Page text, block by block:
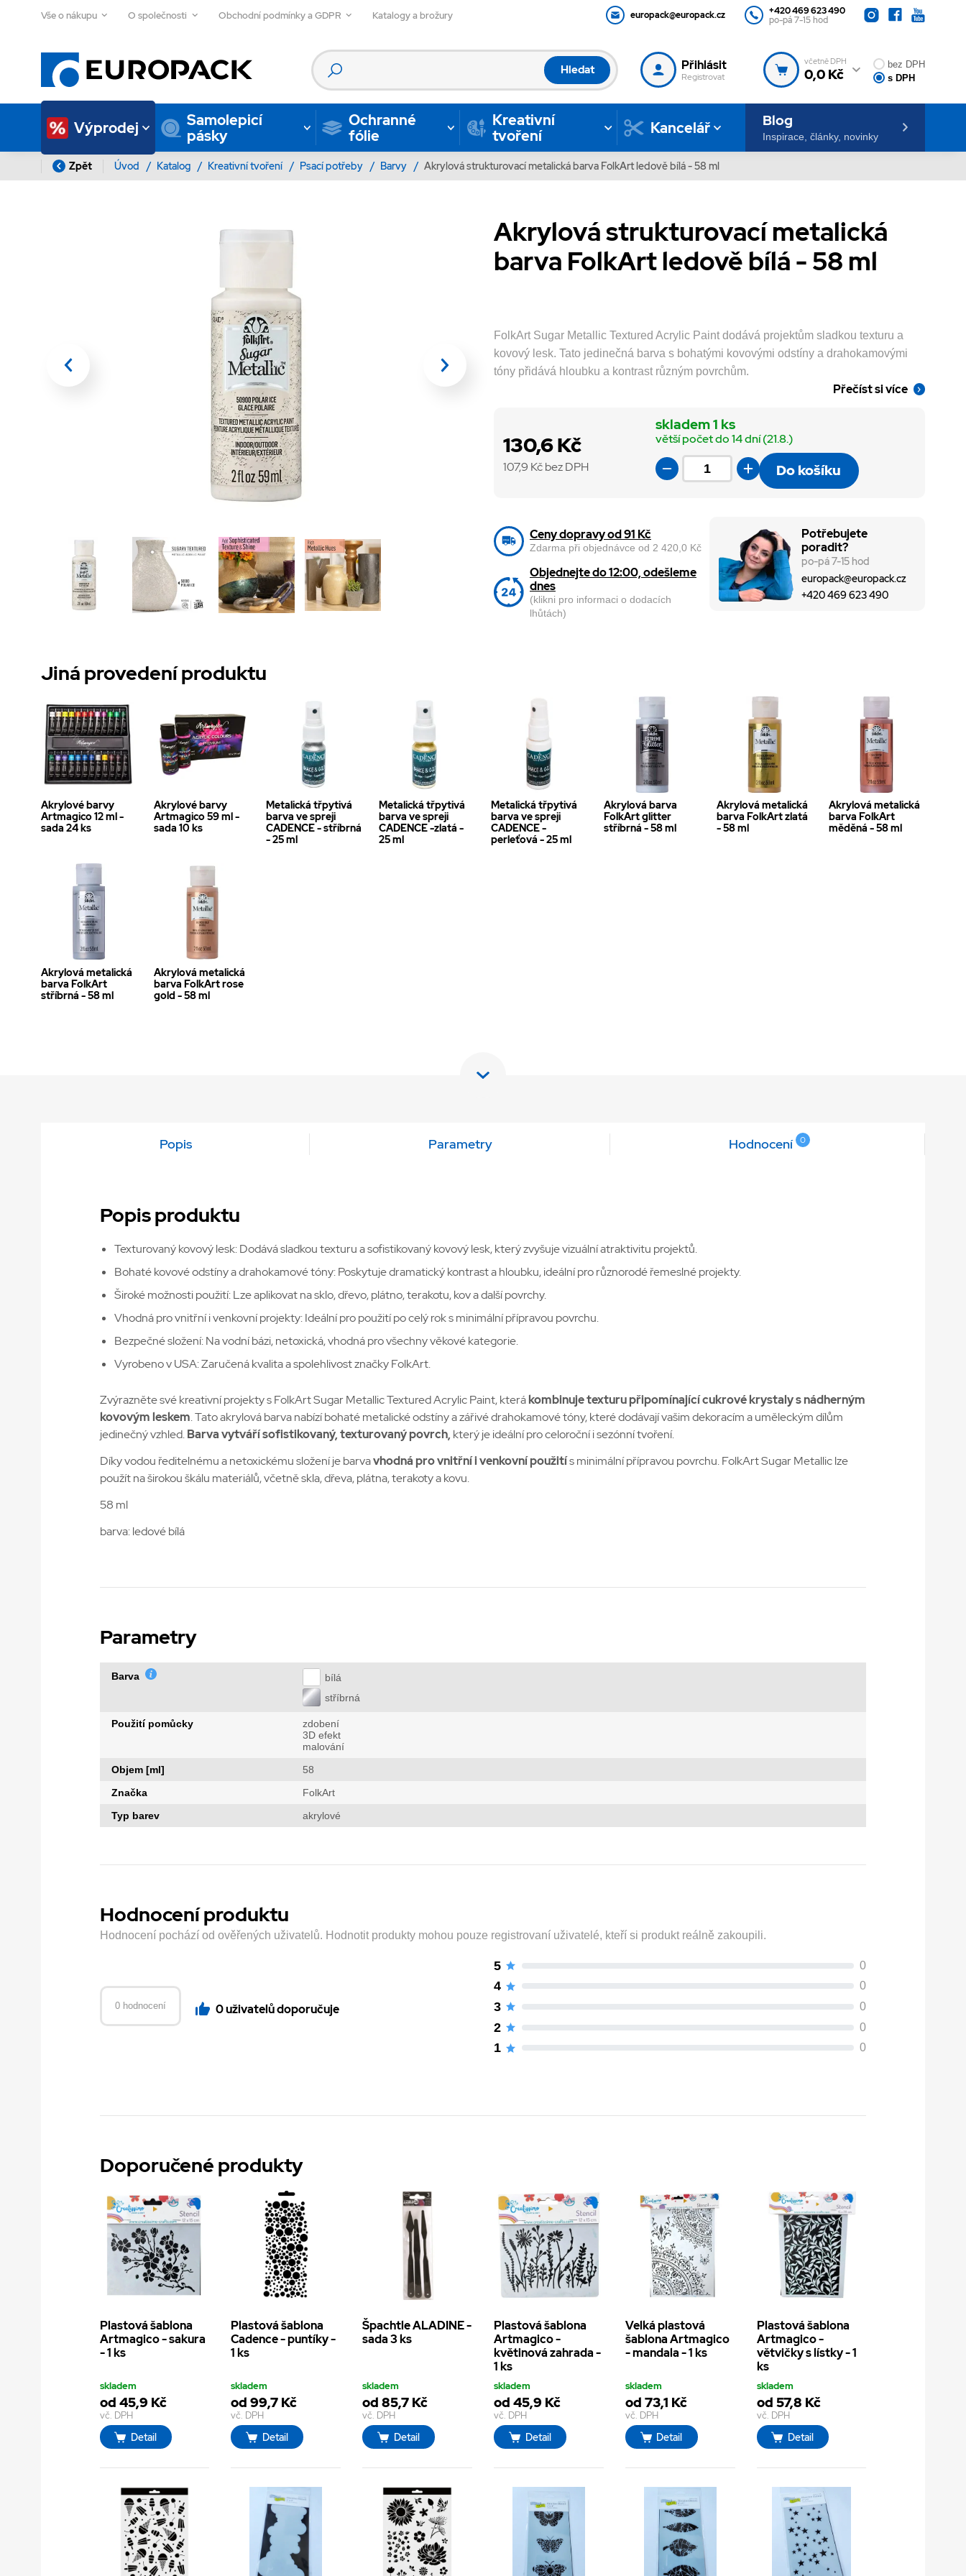
Vše o nákupu O společnosti Obchodní podmínky a GDPR Katalogy a brožury europack@europack.cz
+420 469 623 490
po-pá 7-15 hod
Hledat Přihlásit
Registrovat
včetně DPH
0,0 Kč
bez DPH
s DPH
Výprodej
Samolepicí
pásky
Ochranné
fólie
Kreativní
tvoření
Kancelář Blog
Inspirace, články, novinky
Zpět Úvod / Katalog / Kreativní tvoření / Psací potřeby / Barvy / Akrylová strukturovací metalická barva FolkArt ledově bílá - 58 ml
Akrylová strukturovací metalická
barva FolkArt ledově bílá - 58 ml
FolkArt Sugar Metallic Textured Acrylic Paint dodává projektům sladkou texturu a
kovový lesk. Tato jedinečná barva s bohatými kovovými odstíny a drahokamovými
tóny přidává hloubku a kontrast různým povrchům.
Přečíst si více
130,6 Kč
107,9 Kč bez DPH
skladem 1 ks
větší počet do 14 dní (21.8.)
Do košíku
Ceny dopravy od 91 Kč
Zdarma při objednávce od 2 420,0 Kč
Objednejte do 12:00, odešleme
dnes
(klikni pro informaci o dodacích
lhůtách)
Potřebujete
poradit?
po-pá 7-15 hod
europack@europack.cz
+420 469 623 490
Jiná provedení produktu
Akrylové barvy
Artmagico 12 ml -
sada 24 ks
Akrylové barvy
Artmagico 59 ml -
sada 10 ks
Metalická třpytivá
barva ve spreji
CADENCE - stříbrná
- 25 ml
Metalická třpytivá
barva ve spreji
CADENCE -zlatá -
25 ml
Metalická třpytivá
barva ve spreji
CADENCE -
perleťová - 25 ml
Akrylová barva
FolkArt glitter
stříbrná - 58 ml
Akrylová metalická
barva FolkArt zlatá
- 58 ml
Akrylová metalická
barva FolkArt
měděná - 58 ml
Akrylová metalická
barva FolkArt
stříbrná - 58 ml
Akrylová metalická
barva FolkArt rose
gold - 58 ml
Popis Parametry Hodnocení 0
Popis produktu
Texturovaný kovový lesk: Dodává sladkou texturu a sofistikovaný kovový lesk, který zvyšuje vizuální atraktivitu projektů.
Bohaté kovové odstíny a drahokamové tóny: Poskytuje dramatický kontrast a hloubku, ideální pro různorodé řemeslné projekty.
Široké možnosti použití: Lze aplikovat na sklo, dřevo, plátno, terakotu, kov a další povrchy.
Vhodná pro vnitřní i venkovní projekty: Ideální pro použití po celý rok s minimální přípravou povrchu.
Bezpečné složení: Na vodní bázi, netoxická, vhodná pro všechny věkové kategorie.
Vyrobeno v USA: Zaručená kvalita a spolehlivost značky FolkArt.
Zvýrazněte své kreativní projekty s FolkArt Sugar Metallic Textured Acrylic Paint, kterákombinuje texturu připomínající cukrové krystaly s nádherným
kovovým leskem. Tato akrylová barva nabízí bohaté metalické odstíny a zářivé drahokamové tóny, které dodávají vašim dekoracím a uměleckým dílům
jedinečný vzhled.Barva vytváří sofistikovaný, texturovaný povrch, který je ideální pro celoroční i sezónní tvoření.
Díky vodou ředitelnému a netoxickému složení je barvavhodná pro vnitřní i venkovní použitís minimální přípravou povrchu. FolkArt Sugar Metallic lze
použít na širokou škálu materiálů, včetně skla, dřeva, plátna, terakoty a kovu.
58 ml
barva: ledové bílá
Parametry
Barva
bílá
stříbrná
Použití pomůcky
zdobení
3D efekt
malování
Objem [ml]
58
Značka
FolkArt
Typ barev
akrylové
Hodnocení produktu
Hodnocení pochází od ověřených uživatelů. Hodnotit produkty mohou pouze registrovaní uživatelé, kteří si produkt reálně zakoupili.
0 hodnocení 0 uživatelů doporučuje
5 0
4 0
3 0
2 0
1 0
Doporučené produkty
Plastová šablona
Artmagico - sakura
- 1 ks
skladem
od 45,9 Kč
vč. DPH
Detail
Plastová šablona
Cadence - puntíky -
1 ks
skladem
od 99,7 Kč
vč. DPH
Detail
Špachtle ALADINE -
sada 3 ks
skladem
od 85,7 Kč
vč. DPH
Detail
Plastová šablona
Artmagico -
květinová zahrada -
1 ks
skladem
od 45,9 Kč
vč. DPH
Detail
Velká plastová
šablona Artmagico
- mandala - 1 ks
skladem
od 73,1 Kč
vč. DPH
Detail
Plastová šablona
Artmagico -
větvičky s lístky - 1
ks
skladem
od 57,8 Kč
vč. DPH
Detail